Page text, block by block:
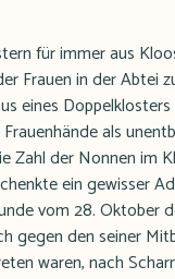
für immer aus
Frauen in der
eines
als
Zahl der Nonnen im
ein gewisser
vom 28.
gegen den seiner
waren, nach